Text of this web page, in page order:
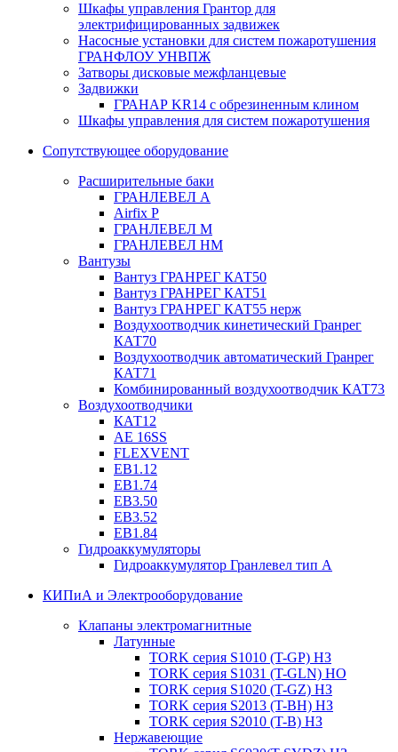
Шкафы управления Грантор для
электрифицированных задвижек
Насосные установки для систем пожаротушения
ГРАНФЛОУ УНВПЖ
Затворы дисковые межфланцевые
Задвижки
ГРАНАР KR14 с обрезиненным клином
Шкафы управления для систем пожаротушения
Сопутствующее оборудование
Расширительные баки
ГРАНЛЕВЕЛ А
Airfix P
ГРАНЛЕВЕЛ М
ГРАНЛЕВЕЛ НМ
Вантузы
Вантуз ГРАНРЕГ КАТ50
Вантуз ГРАНРЕГ КАТ51
Вантуз ГРАНРЕГ КАТ55 нерж
Воздухоотводчик кинетический Гранрег
КАТ70
Воздухоотводчик автоматический Гранрег
КАТ71
Комбинированный воздухоотводчик КАТ73
Воздухоотводчики
КАТ12
AE 16SS
FLEXVENT
EB1.12
EB1.74
EB3.50
EB3.52
EB1.84
Гидроаккумуляторы
Гидроаккумулятор Гранлевел тип А
КИПиА и Электрооборудование
Клапаны электромагнитные
Латунные
TORK серия S1010 (T-GP) НЗ
TORK серия S1031 (T-GLN) НО
TORK серия S1020 (T-GZ) НЗ
TORK серия S2013 (T-BH) НЗ
TORK серия S2010 (T-B) НЗ
Нержавеющие